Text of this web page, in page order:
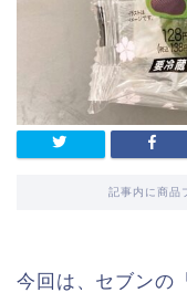
記事内に商品
今回は、セブンの